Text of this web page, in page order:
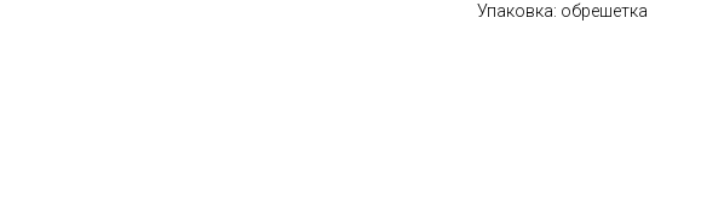
Упаковка: обрешетка